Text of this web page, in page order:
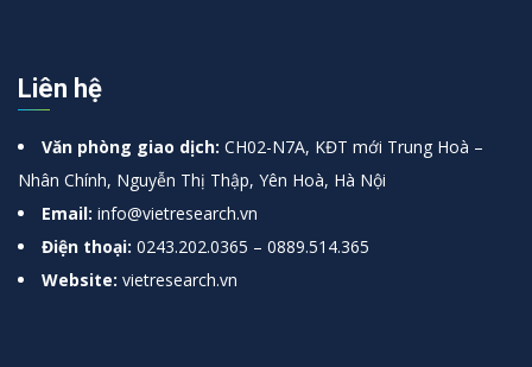
Liên hệ
Văn phòng giao dịch: CH02-N7A, KĐT mới Trung Hoà –
Nhân Chính, Nguyễn Thị Thập, Yên Hoà, Hà Nội
Email: info@vietresearch.vn
Điện thoại: 0243.202.0365 – 0889.514.365
Website: vietresearch.vn